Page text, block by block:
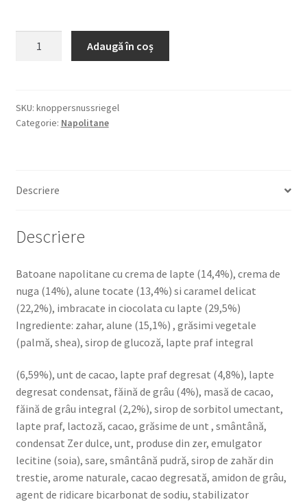
RIEGEL
200G
CU
LAPTE
Adaugă în coș
SKU: knoppersnussriegel
Categorie: Napolitane
Descriere
Descriere
Batoane napolitane cu crema de lapte (14,4%), crema de
nuga (14%), alune tocate (13,4%) si caramel delicat
(22,2%), imbracate in ciocolata cu lapte (29,5%)
Ingrediente: zahar, alune (15,1%) , grăsimi vegetale
(palmă, shea), sirop de glucoză, lapte praf integral
(6,59%), unt de cacao, lapte praf degresat (4,8%), lapte
degresat condensat, făină de grâu (4%), masă de cacao,
făină de grâu integral (2,2%), sirop de sorbitol umectant,
lapte praf, lactoză, cacao, grăsime de unt , smântână,
condensat Zer dulce, unt, produse din zer, emulgator
lecitine (soia), sare, smântână pudră, sirop de zahăr din
trestie, arome naturale, cacao degresată, amidon de grâu,
agent de ridicare bicarbonat de sodiu, stabilizator